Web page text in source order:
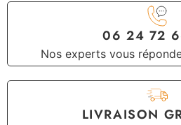
06 24 72
Nos experts vous
LIVRAISON